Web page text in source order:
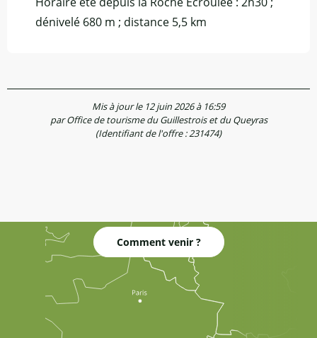
dénivelé 680 m ; distance 5,5 km
Mis à jour le 12 juin 2026 à 16:59
par Office de tourisme du Guillestrois et du Queyras
(Identifiant de l'offre :231474)
Comment venir ?